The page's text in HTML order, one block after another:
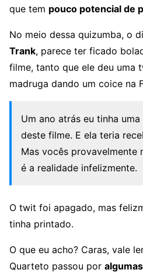
que tem pouco potencial de
No meio dessa quizumba, o
Trank, parece ter ficado
filme, tanto que ele deu uma
madruga dando um coice na
Um ano atrás eu tinha
deste filme. E ela teria
Mas vocês provavelmente
é a realidade infelizmente.
O twit foi apagado, mas
tinha printado.
O que eu acho? Caras, vale
Quarteto passou por